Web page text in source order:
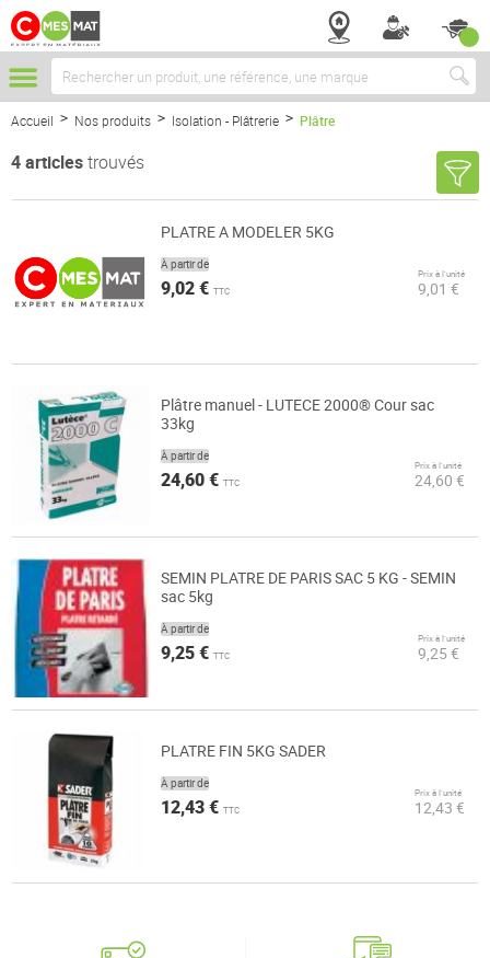
Chercher
Accueil Nos produits Isolation - Plâtrerie Plâtre
4articlestrouvés
PLATRE A MODELER 5KG
À partir de
9,02 € TTC
Prix à l’unité
9,01 €
Plâtre manuel - LUTECE 2000® Cour sac
33kg
À partir de
24,60 € TTC
Prix à l’unité
24,60 €
SEMIN PLATRE DE PARIS SAC 5 KG - SEMIN
sac 5kg
À partir de
9,25 € TTC
Prix à l’unité
9,25 €
PLATRE FIN 5KG SADER
À partir de
12,43 € TTC
Prix à l’unité
12,43 €